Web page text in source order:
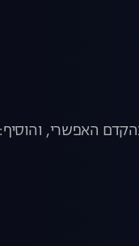
האפשרי,